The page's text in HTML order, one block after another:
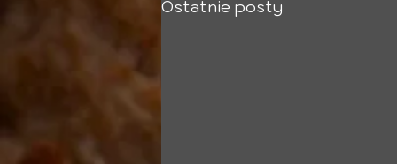
Ostatnie posty